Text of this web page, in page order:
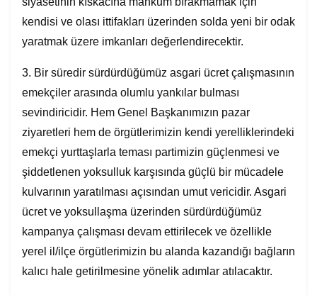
kendisi ve olası ittifakları üzerinden solda yeni bir odak
yaratmak üzere imkanları değerlendirecektir.
3. Bir süredir sürdürdüğümüz asgari ücret çalışmasının
emekçiler arasında olumlu yankılar bulması
sevindiricidir. Hem Genel Başkanımızın pazar
ziyaretleri hem de örgütlerimizin kendi yerelliklerindeki
emekçi yurttaşlarla teması partimizin güçlenmesi ve
şiddetlenen yoksulluk karşısında güçlü bir mücadele
kulvarının yaratılması açısından umut vericidir. Asgari
ücret ve yoksullaşma üzerinden sürdürdüğümüz
kampanya çalışması devam ettirilecek ve özellikle
yerel il/ilçe örgütlerimizin bu alanda kazandığı bağların
kalıcı hale getirilmesine yönelik adımlar atılacaktır.